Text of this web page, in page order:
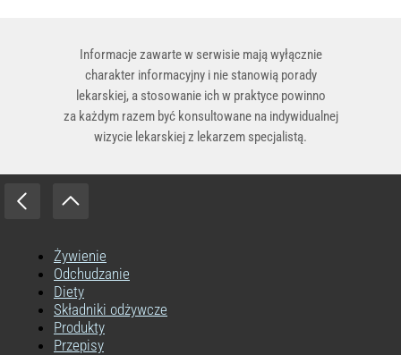
Informacje zawarte w serwisie mają wyłącznie
charakter informacyjny i nie stanowią porady
lekarskiej, a stosowanie ich w praktyce powinno
za każdym razem być konsultowane na indywidualnej
wizycie lekarskiej z lekarzem specjalistą.
Żywienie
Odchudzanie
Diety
Składniki odżywcze
Produkty
Przepisy